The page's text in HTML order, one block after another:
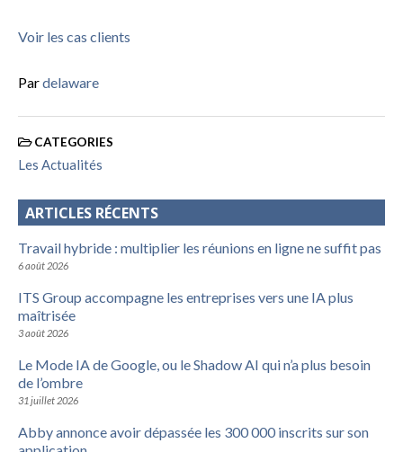
Voir les cas clients
Pardelaware
CATEGORIES
Les Actualités
ARTICLES RÉCENTS
Travail hybride : multiplier les réunions en ligne ne suffit pas
6 août 2026
ITS Group accompagne les entreprises vers une IA plus
maîtrisée
3 août 2026
Le Mode IA de Google, ou le Shadow AI qui n’a plus besoin
de l’ombre
31 juillet 2026
Abby annonce avoir dépassée les 300 000 inscrits sur son